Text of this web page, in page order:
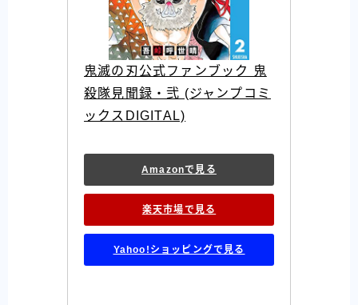
鬼滅の刃公式ファンブック 鬼
殺隊見聞録・弐 (ジャンプコミ
ックスDIGITAL)
Amazonで見る
楽天市場で見る
Yahoo!ショッピングで見る